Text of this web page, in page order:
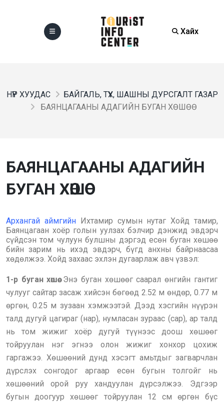
Хайх
НҮҮР ХУУДАС
БАЙГАЛЬ, ТҮҮХ, ШАШНЫ ДУРСГАЛТ ГАЗАР
БАЯНЦАГААНЫ АДАГИЙН БУГАН ХӨШӨӨ
БАЯНЦАГААНЫ АДАГИЙН
БУГАН ХӨШӨӨ
Архангай аймгийнИхтамир сумын нутаг Хойд тамир,
Баянцагаан хоёр голын уулзах бэлчир дэнжид эвдэрч
сүйдсэн том чулуун булшны дэргэд есөн буган хөшөө
бийн зарим нь ихэд эвдэрч, бүгд анхны байрнаасаа
хөдөлжээ. Хойд захаас эхлэн дугаарлаж авч үзвэл:
1-р буган хөшөө.Энэ буган хөшөөг саарал өнгийн гантиг
чулууг сайтар засаж хийсэн бөгөөд 2.52 м өндөр, 0.77 м
өргөн, 0.25 м зузаан хэмжээтэй. Дээд хэсгийн нүүрэн
талд дугуй цагираг (нар), нумласан зураас (сар), ар талд
нь том жижиг хоёр дугуй түүнээс доош хөшөөг
тойруулан нэг эгнээ олон жижиг хонхор цохиж
гаргажээ. Хөшөөний дунд хэсэгт амьтдыг загварчлан
дүрслэх сонгодог аргаар есөн бугын толгойг нь
хөшөөний орой руу хандуулан дүрсэлжээ. Эдгээр
бугын доогуур хөшөөг тойруулан 12 см өргөн бүс